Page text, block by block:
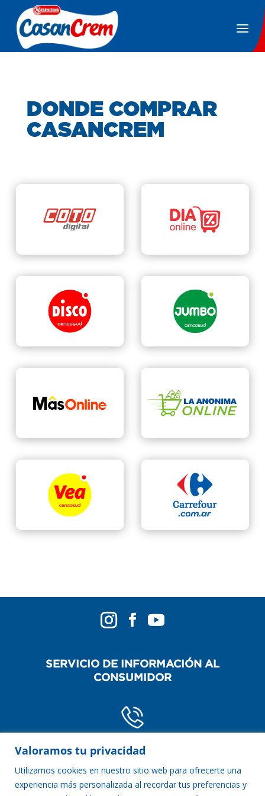
Valoramos tu privacidad
Utilizamos cookies en nuestro sitio web para ofrecerte una
experiencia más personalizada al recordar tus preferencias y
DONDE COMPRAR
CASANCREM
SERVICIO DE INFORMACIÓN AL
CONSUMIDOR
0800-888-2254